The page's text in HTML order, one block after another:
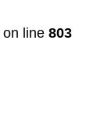
on line 803